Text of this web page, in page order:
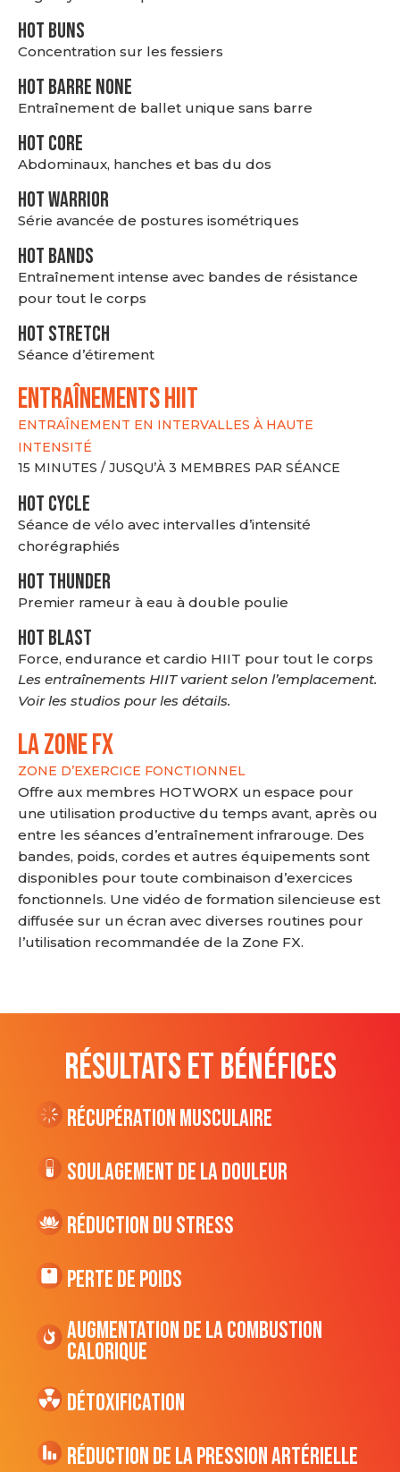
HOT BUNS
Concentration sur les fessiers
HOT BARRE NONE
Entraînement de ballet unique sans barre
HOT CORE
Abdominaux, hanches et bas du dos
HOT WARRIOR
Série avancée de postures isométriques
HOT BANDS
Entraînement intense avec bandes de résistance
pour tout le corps
HOT stretch
Séance d’étirement
ENTRAÎNEMENTS HIIT
ENTRAÎNEMENT EN INTERVALLES À HAUTE
INTENSITÉ
15 MINUTES / JUSQU’À 3 MEMBRES PAR SÉANCE
HOT CYCLE
Séance de vélo avec intervalles d’intensité
chorégraphiés
HOT THUNDER
Premier rameur à eau à double poulie
HOT BLAST
Force, endurance et cardio HIIT pour tout le corps
Les entraînements HIIT varient selon l’emplacement.
Voir les studios pour les détails.
LA ZONE FX
ZONE D’EXERCICE FONCTIONNEL
Offre aux membres HOTWORX un espace pour
une utilisation productive du temps avant, après ou
entre les séances d’entraînement infrarouge. Des
bandes, poids, cordes et autres équipements sont
disponibles pour toute combinaison d’exercices
fonctionnels. Une vidéo de formation silencieuse est
diffusée sur un écran avec diverses routines pour
l’utilisation recommandée de la Zone FX.
RÉSULTATS ET BÉNÉFICES
Récupération musculaire
Soulagement de la douleur
Réduction du stress
Perte de poids
Augmentation de la combustion
CALORIQUE
Détoxification
Réduction de la pression artérielle